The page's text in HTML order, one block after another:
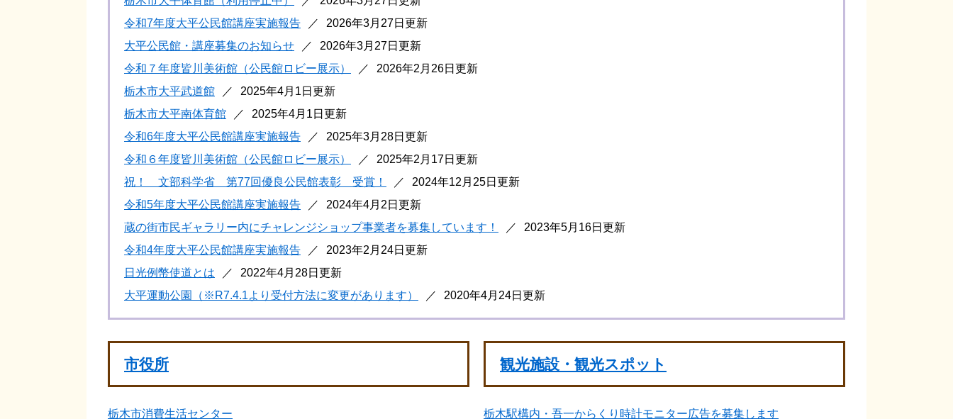
令和7年度大平公民館講座実施報告
2026年3月27日更新
大平公民館・講座募集のお知らせ
2026年3月27日更新
令和７年度皆川美術館（公民館ロビー展示）
2026年2月26日更新
栃木市大平武道館
2025年4月1日更新
栃木市大平南体育館
2025年4月1日更新
令和6年度大平公民館講座実施報告
2025年3月28日更新
令和６年度皆川美術館（公民館ロビー展示）
2025年2月17日更新
祝！ 文部科学省 第77回優良公民館表彰 受賞！
2024年12月25日更新
令和5年度大平公民館講座実施報告
2024年4月2日更新
蔵の街市民ギャラリー内にチャレンジショップ事業者を募集しています！
2023年5月16日更新
令和4年度大平公民館講座実施報告
2023年2月24日更新
日光例幣使道とは
2022年4月28日更新
大平運動公園（※R7.4.1より受付方法に変更があります）
2020年4月24日更新
市役所
栃木市消費生活センター
観光施設・観光スポット
栃木駅構内・吾一からくり時計モニター広告を募集します